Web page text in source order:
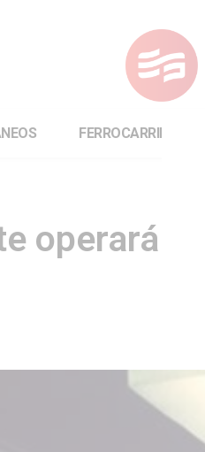
FERROCARRILES
operará